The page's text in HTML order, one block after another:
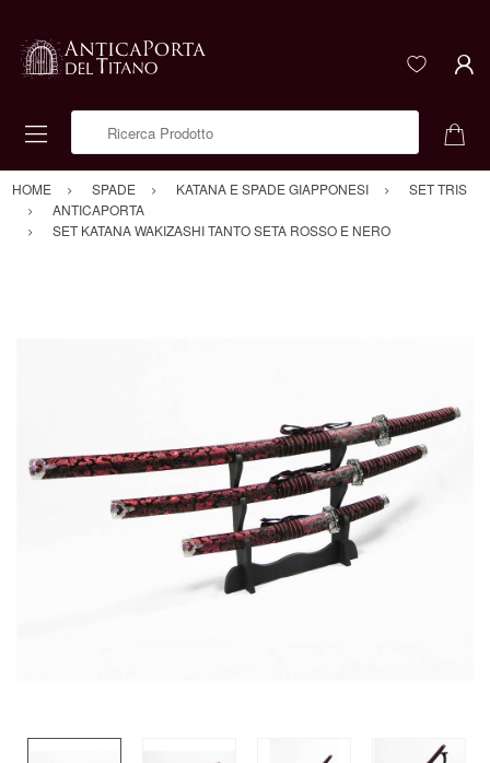
HOME SPADE KATANA E SPADE GIAPPONESI
SET TRIS
ANTICAPORTA
SET KATANA WAKIZASHI TANTO SETA ROSSO E NERO